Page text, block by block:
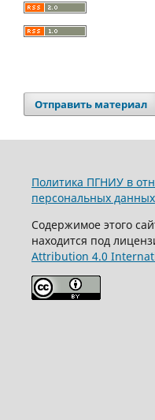
Отправить материал
Политика ПГНИУ в
персональных данных
Содержимое этого
находится под
Attribution 4.0